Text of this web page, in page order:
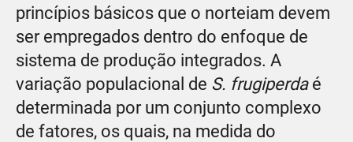
princípios básicos que o norteiam devem
ser empregados dentro do enfoque de
sistema de produção integrados. A
variação populacional de S. frugiperdaé
determinada por um conjunto complexo
de fatores, os quais, na medida do